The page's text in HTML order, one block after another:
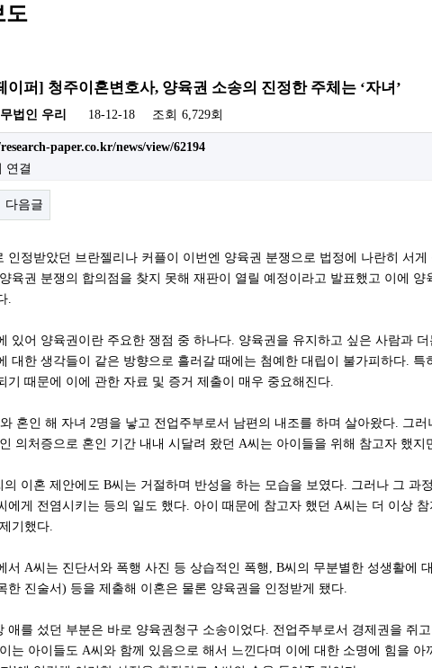
도
이퍼] 청주이혼변호사, 양육권 소송의 진정한 주체는 ‘자녀’
법인 우리 18-12-18 조회 6,729회
paper.co.kr/news/view/62194
연결
다음글
인정받았던 브란젤리나 커플이 이번엔 양육권 분쟁으로 법정에 나란히 서
육권 분쟁의 합의점을 찾지 못해 재판이 열릴 예정이라고 발표했고 이에
.
있어 양육권이란 주요한 쟁점 중 하나다. 양육권을 유지하고 싶은 사람과
대한 생각들이 같은 방향으로 흘러갈 때에는 첨예한 대립이 불가피하다.
기 때문에 이에 관한 자료 및 증거 제출이 매우 중요해진다.
혼인 해 자녀 2명을 낳고 전업주부로서 남편의 내조를 하며 살아왔다. 그
의처증으로 혼인 기간 내내 시달려 왔던 A씨는 아이들을 위해 참고자 했
의 이혼 제안에도 B씨는 거절하며 반성을 하는 모습을 보였다. 그러나 그 과
에게 전염시키는 등의 일도 했다. 아이 때문에 참고자 했던 A씨는 더 이상
기했다.
서 A씨는 진단서와 폭행 사진 등 상습적인 폭행, B씨의 무분별한 성생활에
한 진술서) 등을 제출해 이혼은 물론 양육권을 인정받게 됐다.
애를 섰던 부분은 바로 양육권청구 소송이었다. 전업주부로서 경제권을 쥐
는 아이들도 A씨와 함께 있음으로 해서 느낀다며 이에 대한 소명에 힘을